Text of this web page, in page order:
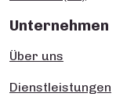
Unternehmen
Über uns
Dienstleistungen